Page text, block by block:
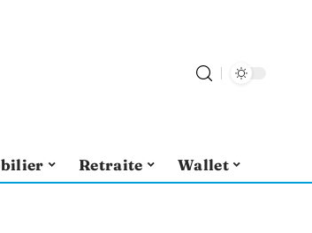
Retraite Wallet